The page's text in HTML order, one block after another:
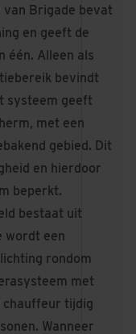
van Brigade bevat
en geeft de
één. Alleen als
bevindt
systeem geeft
met een
gebied. Dit
en hierdoor
beperkt.
bestaat uit
wordt een
rondom
met
chauffeur tijdig
Wanneer